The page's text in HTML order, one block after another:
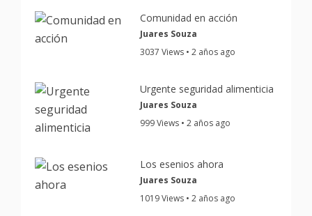
Comunidad en acción
Juares Souza
3037 Views • 2 años ago
Urgente seguridad alimenticia
Juares Souza
999 Views • 2 años ago
Los esenios ahora
Juares Souza
1019 Views • 2 años ago